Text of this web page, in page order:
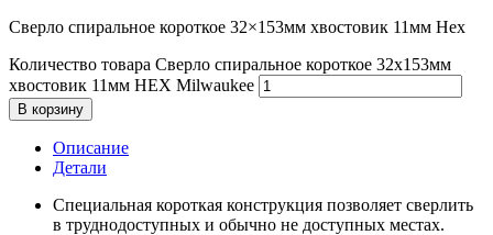
Сверло спиральное короткое 32×153мм хвостовик 11мм Hex
Количество товара Сверло спиральное короткое 32x153мм
хвостовик 11мм HEX Milwaukee
В корзину
Описание
Детали
Специальная короткая конструкция позволяет сверлить
в труднодоступных и обычно не доступных местах.